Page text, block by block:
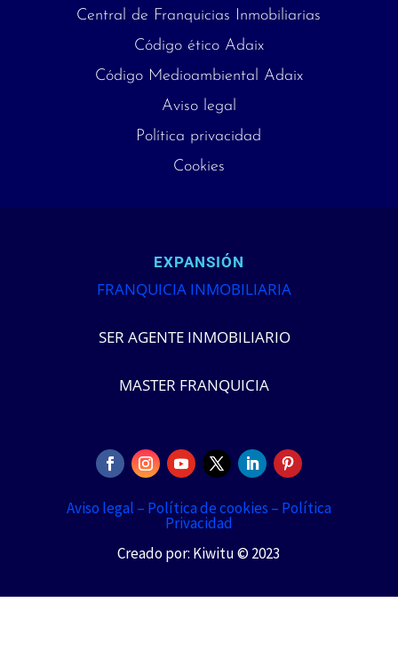
Central de Franquicias Inmobiliarias
Código ético Adaix
Código Medioambiental Adaix
Aviso legal
Política privacidad
Cookies
EXPANSIÓN
FRANQUICIA INMOBILIARIA
SER AGENTE INMOBILIARIO
MASTER FRANQUICIA
Aviso legal – Política de cookies – Política
Privacidad
Creado por: Kiwitu © 2023